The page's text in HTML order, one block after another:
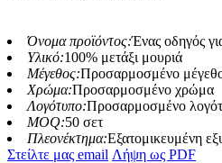
Όνομα προϊόντος:Ένας οδηγός
Υλικό:100% μετάξι μουριά
Μέγεθος:Προσαρμοσμένο
Χρώμα:Προσαρμοσμένο χρώμα
Λογότυπο:Προσαρμοσμένο
MOQ:50 σετ
Πλεονέκτημα:Εξατομικευμένη
Στείλτε μας email Λήψη ως PDF